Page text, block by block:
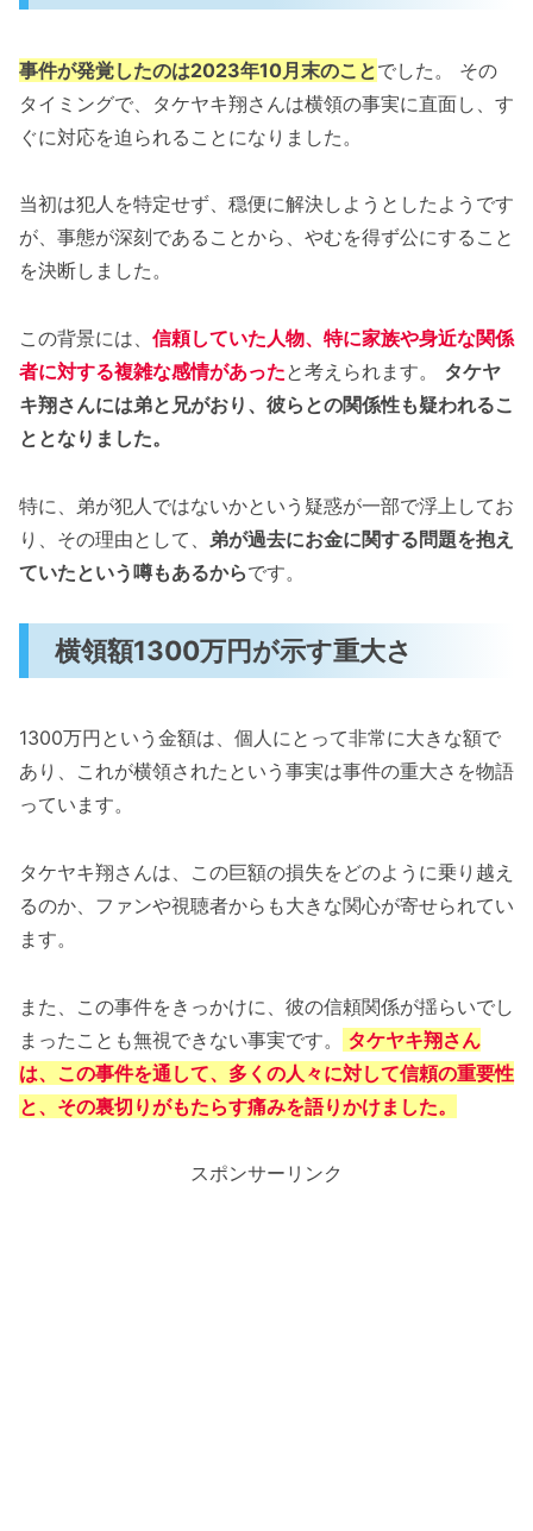
事件が発覚したのは2023年10月末のことでした。 その
タイミングで、タケヤキ翔さんは横領の事実に直面し、す
ぐに対応を迫られることになりました​。
当初は犯人を特定せず、穏便に解決しようとしたようです
が、事態が深刻であることから、やむを得ず公にすること
を決断しました。
この背景には、 信頼していた人物、特に家族や身近な関係
者に対する複雑な感情があったと考えられます。 タケヤ
キ翔さんには弟と兄がおり、彼らとの関係性も疑われるこ
ととなりました。
特に、弟が犯人ではないかという疑惑が一部で浮上してお
り、その理由として、 弟が過去にお金に関する問題を抱え
ていたという噂もあるからです​。
横領額1300万円が示す重大さ
1300万円という金額は、個人にとって非常に大きな額で
あり、これが横領されたという事実は事件の重大さを物語
っています。
タケヤキ翔さんは、この巨額の損失をどのように乗り越え
るのか、ファンや視聴者からも大きな関心が寄せられてい
ます。
また、この事件をきっかけに、彼の信頼関係が揺らいでし
まったことも無視できない事実です。
タケヤキ翔さん
は、この事件を通して、多くの人々に対して信頼の重要性
と、その裏切りがもたらす痛みを語りかけました​。
スポンサーリンク